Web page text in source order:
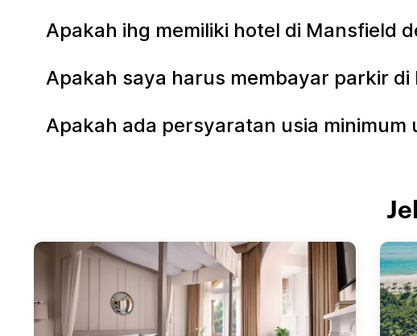
Apakah ihg memiliki hotel di Mansfield
Apakah saya harus membayar parkir
Apakah ada persyaratan usia